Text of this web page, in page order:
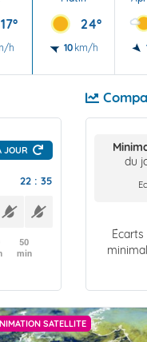
17°
h
24°
10 km/h
JOUR
22 : 35
50
min
du
SATELLITE